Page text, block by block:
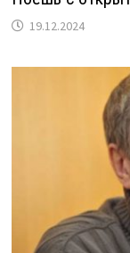
19.12.2024